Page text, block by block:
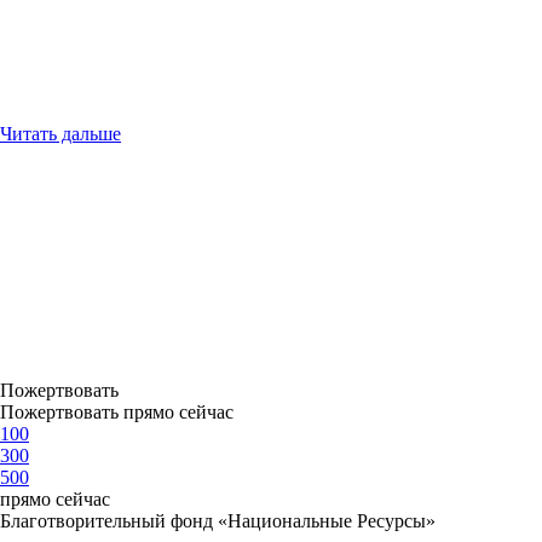
Читать дальше
Пожертвовать
Пожертвовать прямо сейчас
100
300
500
прямо сейчас
Благотворительный фонд «Национальные Ресурсы»